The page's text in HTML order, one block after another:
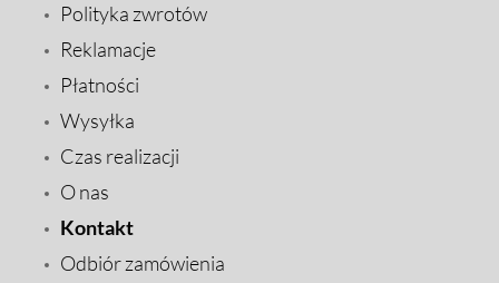
Polityka zwrotów
Reklamacje
Płatności
Wysyłka
Czas realizacji
O nas
Kontakt
Odbiór zamówienia